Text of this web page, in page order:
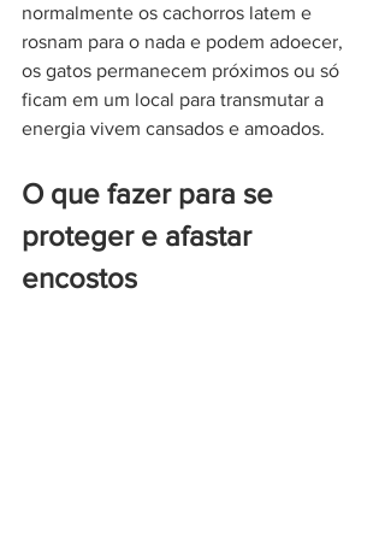
normalmente os cachorros latem e
rosnam para o nada e podem adoecer,
os gatos permanecem próximos ou só
ficam em um local para transmutar a
energia vivem cansados e amoados.
O que fazer para se
proteger e afastar
encostos